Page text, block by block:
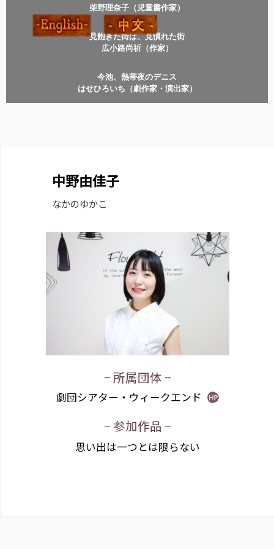
柴野理奈子（児童書作家）
見飽きた街は、見慣れた街
広小路尚祈（作家）
今池、熱帯夜のデニス
はせひろいち（劇作家・演出家）
中野由佳子
なかのゆかこ
− 所属団体 −
劇団シアター・ウィークエンド
− 参加作品 −
思い出は一つとは限らない